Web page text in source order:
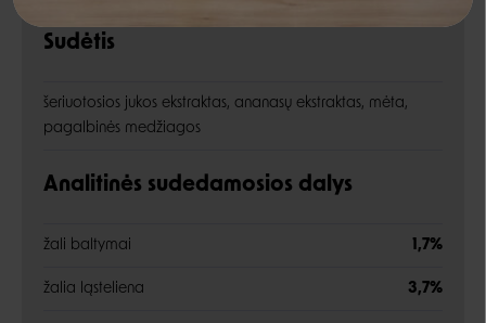
Sudėtis
šeriuotosios jukos ekstraktas, ananasų ekstraktas, mėta,
pagalbinės medžiagos
Analitinės sudedamosios dalys
žali baltymai 1,7%
žalia ląsteliena 3,7%